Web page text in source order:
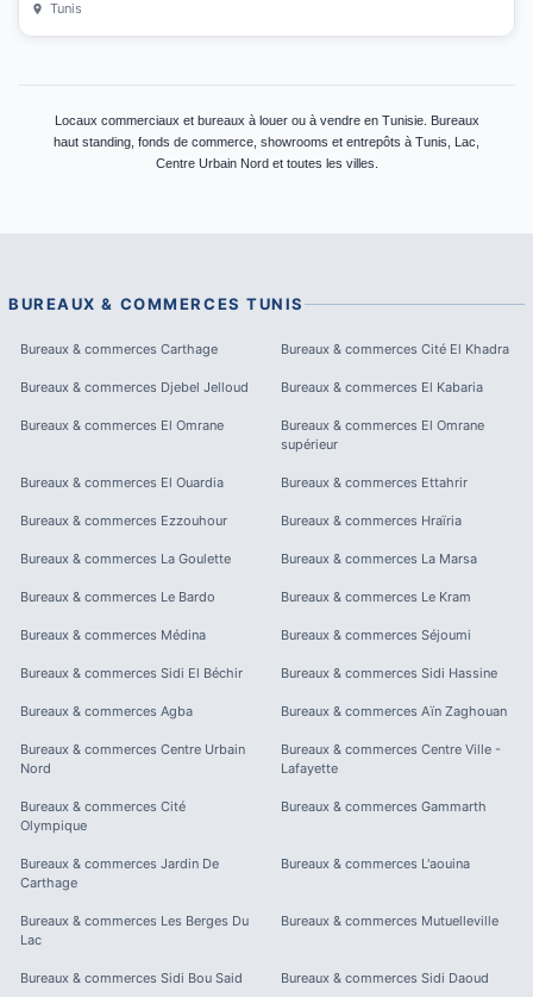
Tunis
Locaux commerciaux et bureaux à louer ou à vendre en Tunisie. Bureaux
haut standing, fonds de commerce, showrooms et entrepôts à Tunis, Lac,
Centre Urbain Nord et toutes les villes.
BUREAUX & COMMERCES TUNIS
Bureaux & commerces Carthage Bureaux & commerces Cité El Khadra
Bureaux & commerces Djebel Jelloud Bureaux & commerces El Kabaria
Bureaux & commerces El Omrane Bureaux & commerces El Omrane
supérieur
Bureaux & commerces El Ouardia Bureaux & commerces Ettahrir
Bureaux & commerces Ezzouhour Bureaux & commerces Hraïria
Bureaux & commerces La Goulette Bureaux & commerces La Marsa
Bureaux & commerces Le Bardo Bureaux & commerces Le Kram
Bureaux & commerces Médina Bureaux & commerces Séjoumi
Bureaux & commerces Sidi El Béchir Bureaux & commerces Sidi Hassine
Bureaux & commerces Agba Bureaux & commerces Aïn Zaghouan
Bureaux & commerces Centre Urbain
Nord
Bureaux & commerces Centre Ville -
Lafayette
Bureaux & commerces Cité
Olympique
Bureaux & commerces Gammarth
Bureaux & commerces Jardin De
Carthage
Bureaux & commerces L'aouina
Bureaux & commerces Les Berges Du
Lac
Bureaux & commerces Mutuelleville
Bureaux & commerces Sidi Bou Said Bureaux & commerces Sidi Daoud